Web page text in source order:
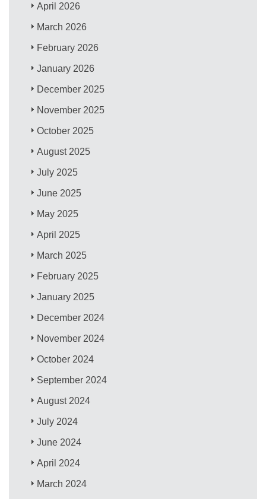
April 2026
March 2026
February 2026
January 2026
December 2025
November 2025
October 2025
August 2025
July 2025
June 2025
May 2025
April 2025
March 2025
February 2025
January 2025
December 2024
November 2024
October 2024
September 2024
August 2024
July 2024
June 2024
April 2024
March 2024